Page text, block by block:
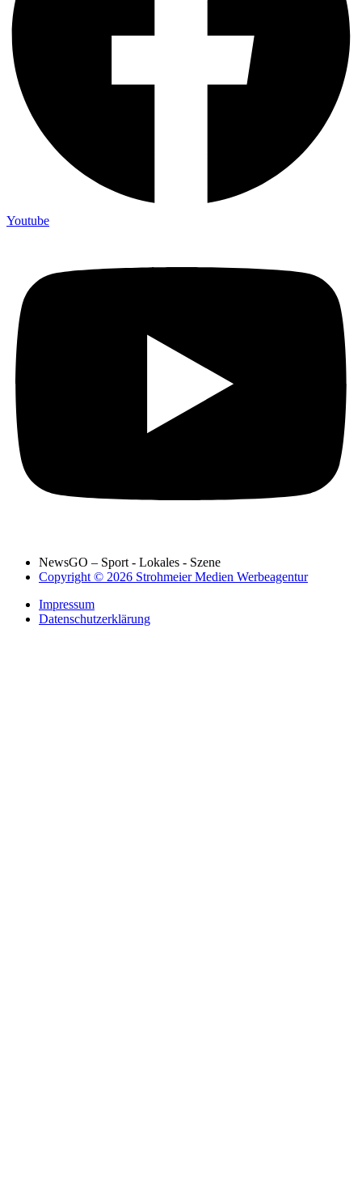
Youtube
NewsGO – Sport - Lokales - Szene
Copyright © 2026 Strohmeier Medien Werbeagentur
Impressum
Datenschutzerklärung